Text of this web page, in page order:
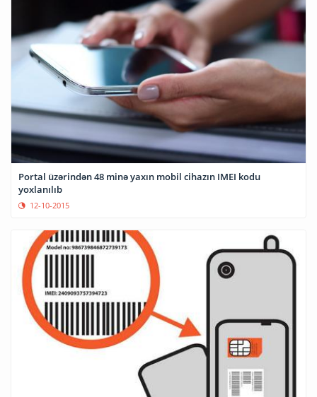
Portal üzərindən 48 minə yaxın mobil cihazın IMEI kodu
yoxlanılıb
12-10-2015